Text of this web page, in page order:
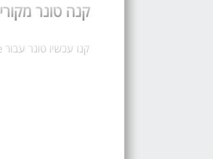
קנה טונר מקורי Lexmark CX522ade או תואם לקסמרק CX522ade